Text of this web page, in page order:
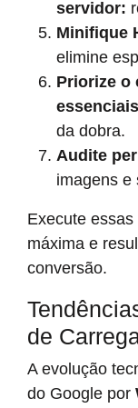
servidor:
Minifique
elimine
Priorize o
da dobra.
Audite
imagens e
Execute
máxima e
conversão.
de
A evolução
do Google por